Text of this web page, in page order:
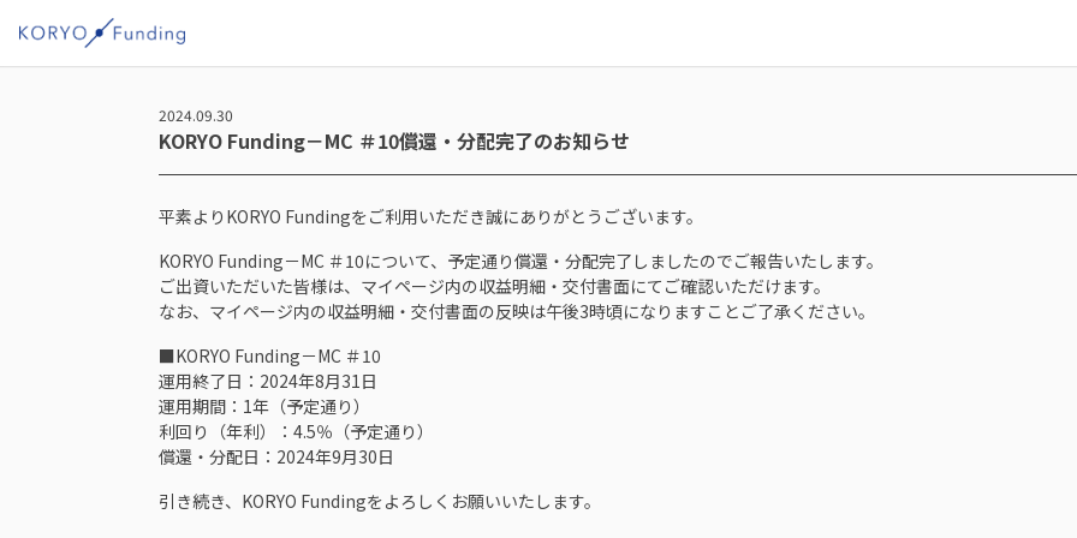
2024.09.30
KORYO Funding－MC ＃10償還・分配完了のお知らせ
平素よりKORYO Fundingをご利用いただき誠にありがとうございます。
KORYO Funding－MC ＃10について、予定通り償還・分配完了しましたのでご報告いたします。
ご出資いただいた皆様は、マイページ内の収益明細・交付書面にてご確認いただけます。
なお、マイページ内の収益明細・交付書面の反映は午後3時頃になりますことご了承ください。
■KORYO Funding－MC ＃10
運用終了日：2024年8月31日
運用期間：1年（予定通り）
利回り（年利）：4.5％（予定通り）
償還・分配日：2024年9月30日
引き続き、KORYO Fundingをよろしくお願いいたします。